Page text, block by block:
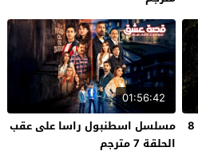
مسلسل قانون الطبيعة الحلقة 8
01:56:42
مسلسل اسطنبول راسا على عقب
الحلقة 7 مترجم